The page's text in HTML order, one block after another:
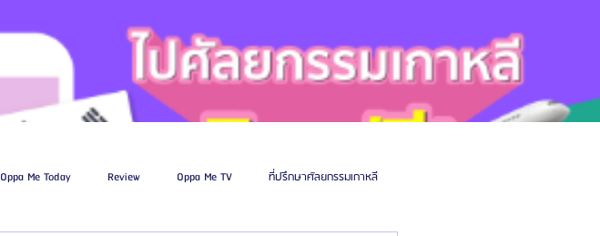
Oppa Me Today Review Oppa Me TV ที่ปรึกษาศัลยกรรมเกาหลี